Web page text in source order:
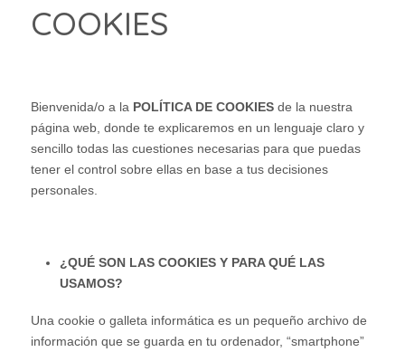
COOKIES
Bienvenida/o a la POLÍTICA DE COOKIES de la nuestra
página web, donde te explicaremos en un lenguaje claro y
sencillo todas las cuestiones necesarias para que puedas
tener el control sobre ellas en base a tus decisiones
personales.
¿QUÉ SON LAS COOKIES Y PARA QUÉ LAS
USAMOS?
Una cookie o galleta informática es un pequeño archivo de
información que se guarda en tu ordenador, “smartphone”